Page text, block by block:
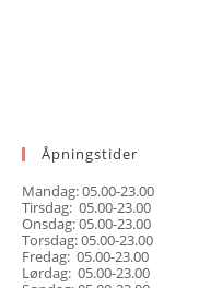
Åpningstider
Mandag: 05.00-23.00
Tirsdag: 05.00-23.00
Onsdag: 05.00-23.00
Torsdag: 05.00-23.00
Fredag: 05.00-23.00
Lørdag: 05.00-23.00